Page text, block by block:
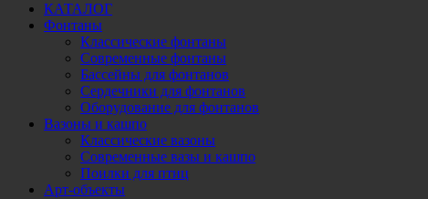
КАТАЛОГ
Фонтаны
Классические фонтаны
Современные фонтаны
Бассейны для фонтанов
Сердечники для фонтанов
Оборудование для фонтанов
Вазоны и кашпо
Классические вазоны
Современные вазы и кашпо
Поилки для птиц
Арт-объекты